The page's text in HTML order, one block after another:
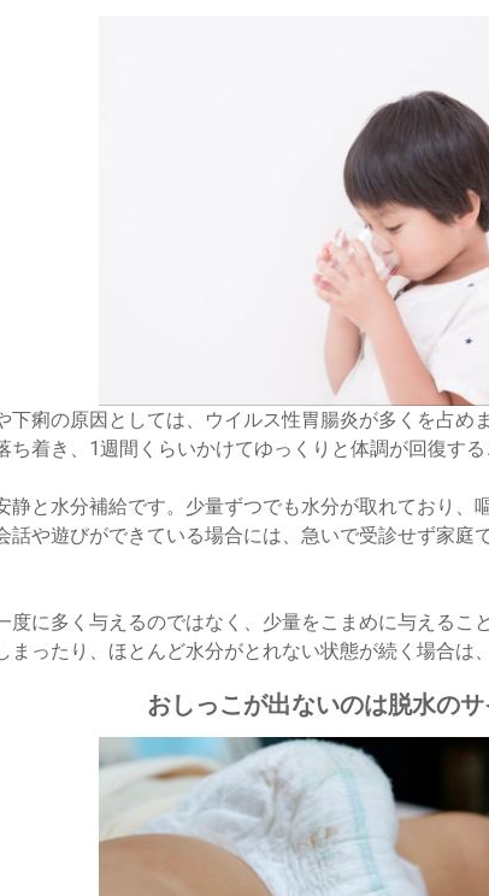
下痢の原因としては、ウイルス性胃腸炎が多くを占め
ち着き、1週間くらいかけてゆっくりと体調が回復する
静と水分補給です。少量ずつでも水分が取れており、
話や遊びができている場合には、急いで受診せず家庭
度に多く与えるのではなく、少量をこまめに与えるこ
まったり、ほとんど水分がとれない状態が続く場合は
おしっこが出ないのは脱水の